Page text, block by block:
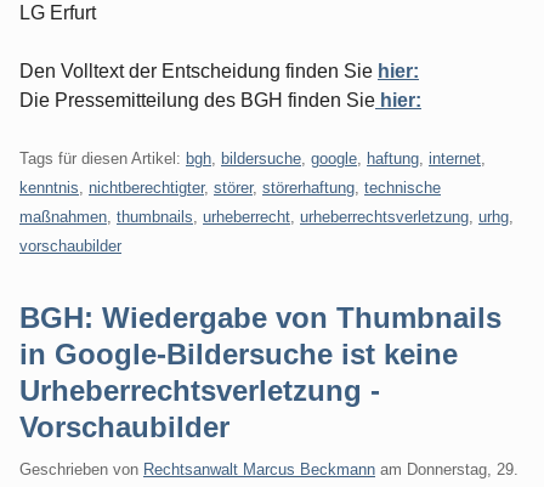
LG Erfurt
Den Volltext der Entscheidung finden Sie hier:
Die Pressemitteilung des BGH finden Sie hier:
Tags für diesen Artikel: bgh bildersuche google haftung internet
kenntnis
nichtberechtigter, störer, störerhaftung technische
maßnahmen thumbnails urheberrecht urheberrechtsverletzung urhg
vorschaubilder
BGH: Wiedergabe von Thumbnails
in Google-Bildersuche ist keine
Urheberrechtsverletzung -
Vorschaubilder
Geschrieben von Rechtsanwalt Marcus Beckmann am Donnerstag, 29.